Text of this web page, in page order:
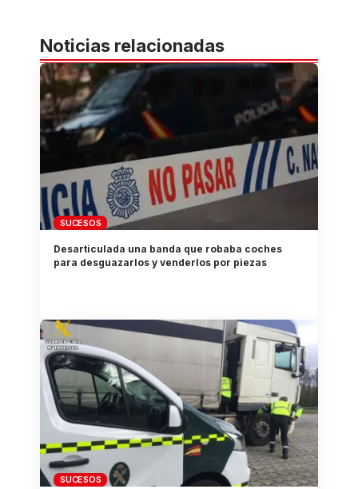
Noticias relacionadas
SUCESOS
Desarticulada una banda que robaba coches
para desguazarlos y venderlos por piezas
SUCESOS